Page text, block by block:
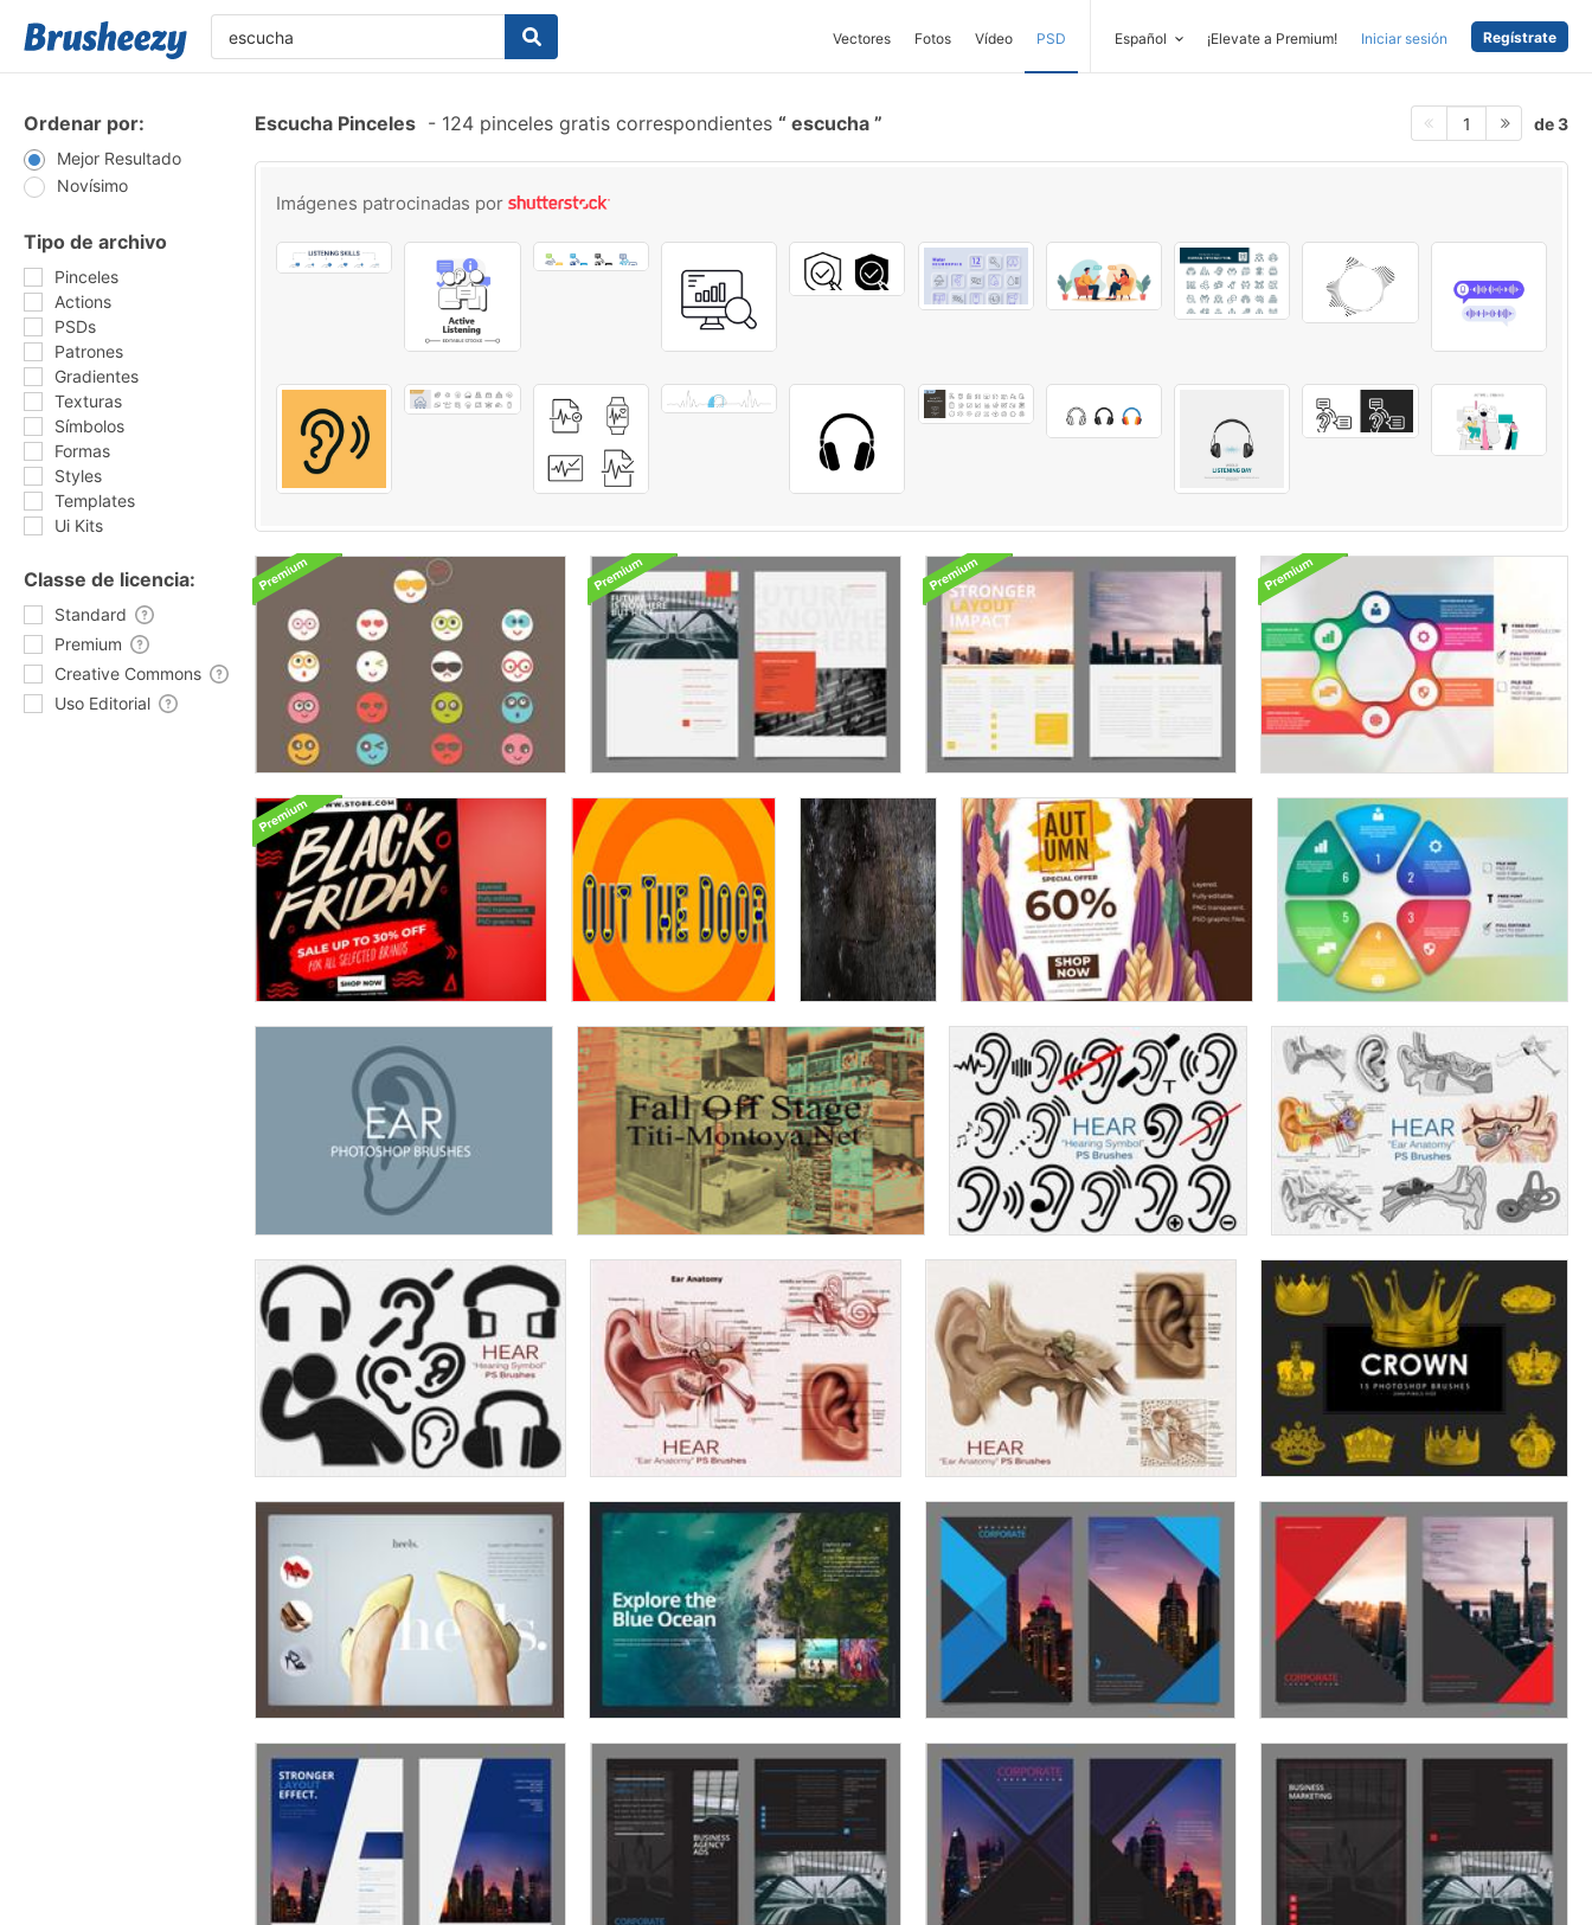
Vectores Fotos Vídeo PSD Español ¡Elevate a Premium! Iniciar sesión Regístrate
Ordenar por:
Mejor Resultado
Novísimo
Tipo de archivo
Pinceles
Actions
PSDs
Patrones
Gradientes
Texturas
Símbolos
Formas
Styles
Templates
Ui Kits
Classe de licencia:
Standard
Premium
Creative Commons
Uso Editorial
Escucha Pinceles - 124 pinceles gratis correspondientes escucha 1 de 3
Imágenes patrocinadas por